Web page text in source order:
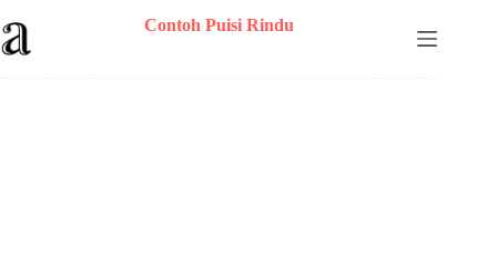
to
content
Contoh Puisi Rindu